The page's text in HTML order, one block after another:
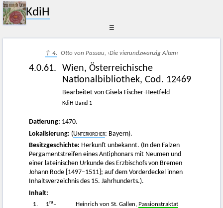
KdiH
☰
↑ 4. Otto von Passau, ›Die vierundzwanzig Alten‹
4.0.61.
Wien, Österreichische
Nationalbibliothek, Cod. 12469
Bearbeitet von Gisela Fischer-Heetfeld
KdiH-Band 1
Datierung: 1470.
Lokalisierung: (Unterkircher: Bayern).
Besitzgeschichte: Herkunft unbekannt. (In den Falzen
Pergamentstreifen eines Antiphonars mit Neumen und
einer lateinischen Urkunde des Erzbischofs von Bremen
Johann Rode [1497–1511]; auf dem Vorderdeckel innen
Inhaltsverzeichnis des 15. Jahrhunderts.).
Inhalt:
1. 1ra–
Heinrich von St. Gallen, Passionstraktat